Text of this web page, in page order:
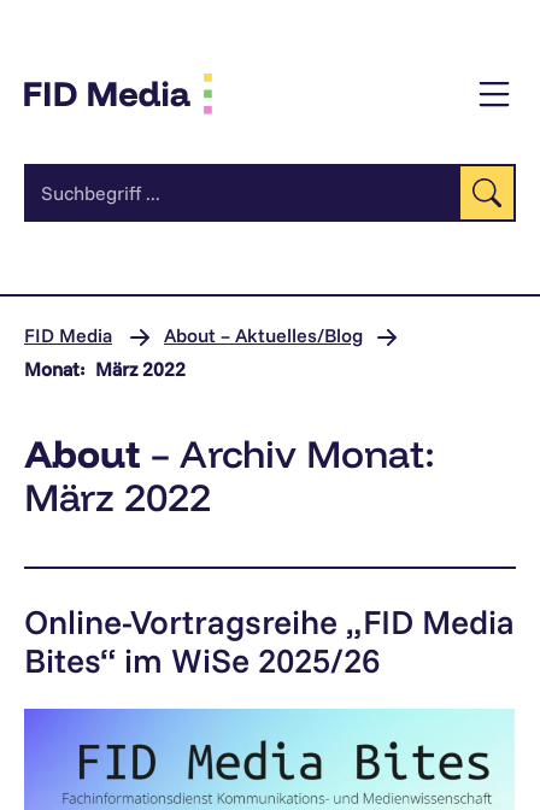
FID Media
About – Aktuelles/Blog
Monat: März 2022
About – Archiv Monat:
März 2022
Online-Vortragsreihe „FID Media
Bites“ im WiSe 2025/26